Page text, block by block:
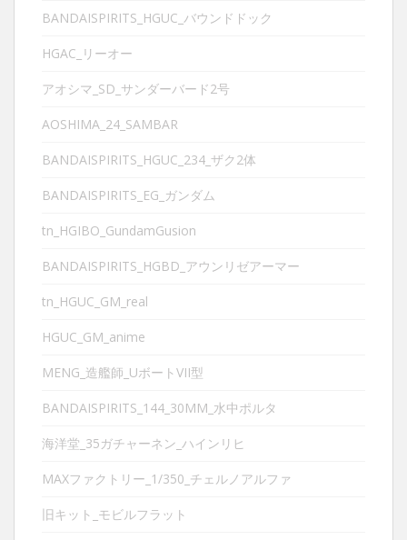
BANDAISPIRITS_HGUC_バウンドドック
HGAC_リーオー
アオシマ_SD_サンダーバード2号
AOSHIMA_24_SAMBAR
BANDAISPIRITS_HGUC_234_ザク2体
BANDAISPIRITS_EG_ガンダム
tn_HGIBO_GundamGusion
BANDAISPIRITS_HGBD_アウンリゼアーマー
tn_HGUC_GM_real
HGUC_GM_anime
MENG_造艦師_UボートVII型
BANDAISPIRITS_144_30MM_水中ポルタ
海洋堂_35ガチャーネン_ハインリヒ
MAXファクトリー_1/350_チェルノアルファ
旧キット_モビルフラット